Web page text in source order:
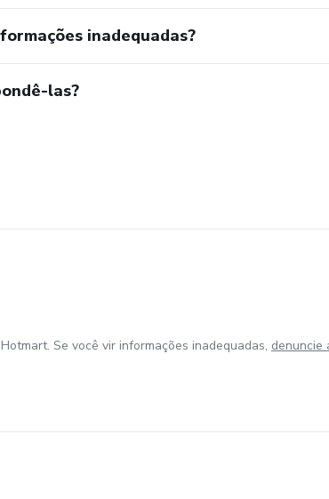
inadequadas?
las?
Se você vir informações inadequadas, denuncie